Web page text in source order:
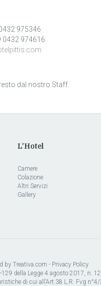
975346
0432 974616
dal nostro Staff.
L'Hotel
Camere
Colazione
Altri Servizi
Gallery
by Treativa.com - Privacy Policy
della Legge 4 agosto 2017, n.
di cui all’Art.38 L.R. Fvg